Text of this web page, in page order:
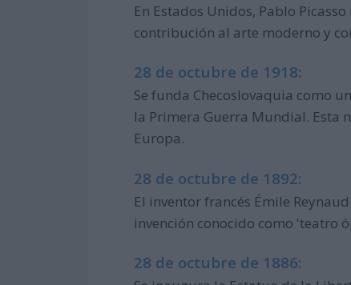
En Estados Unidos, Pablo
contribución al arte moderno y
28 de octubre de 1918:
Se funda Checoslovaquia como
la Primera Guerra Mundial. Esta
Europa.
28 de octubre de 1892:
El inventor francés Émile
invención conocido como 'teatro
28 de octubre de 1886: